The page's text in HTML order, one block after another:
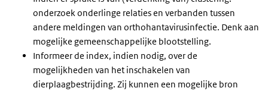
onderzoek onderlinge relaties en verbanden tussen
andere meldingen van orthohantavirusinfectie. Denk aan
mogelijke gemeenschappelijke blootstelling.
Informeer de index, indien nodig, over de
mogelijkheden van het inschakelen van
dierplaagbestrijding. Zij kunnen een mogelijke bron